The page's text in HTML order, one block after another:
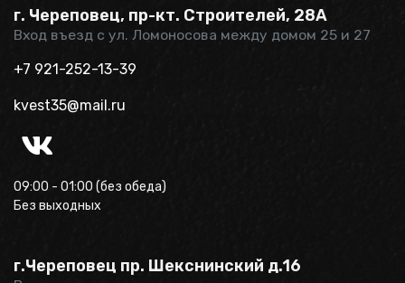
г. Череповец, пр-кт. Строителей, 28А
Вход въезд с ул. Ломоносова между домом 25 и 27
+7 921-252-13-39
kvest35@mail.ru
09:00 - 01:00 (без обеда)
Без выходных
г.Череповец пр. Шекснинский д.16